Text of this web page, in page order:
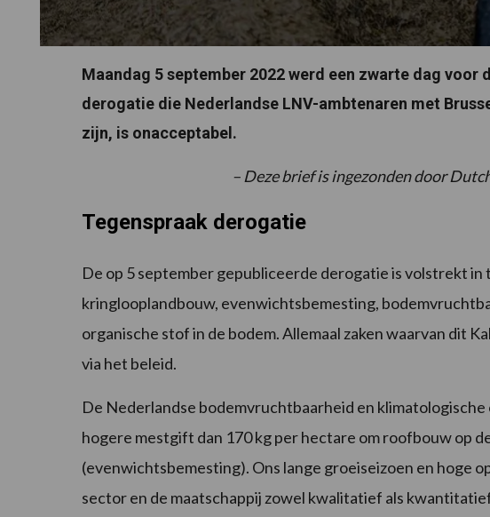
Maandag 5 september 2022 werd een zwarte dag
derogatie die Nederlandse LNV-ambtenaren met
zijn, is onacceptabel.
– Deze brief is ingezonden door
Tegenspraak derogatie
De op 5 september gepubliceerde derogatie is volstrekt
kringlooplandbouw, evenwichtsbemesting,
organische stof in de bodem. Allemaal zaken waarvan dit
via het beleid.
De Nederlandse bodemvruchtbaarheid en
hogere mestgift dan 170 kg per hectare om roofbouw op
(evenwichtsbemesting). Ons lange groeiseizoen en hoge
sector en de maatschappij zowel kwalitatief als